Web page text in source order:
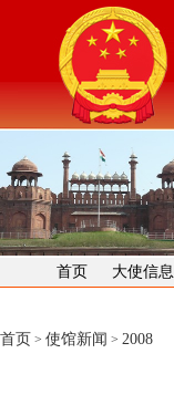
首页 大使信息
首页 > 使馆新闻 > 2008